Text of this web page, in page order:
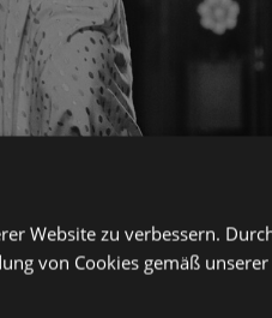
Website zu verbessern.
von Cookies gemäß unserer